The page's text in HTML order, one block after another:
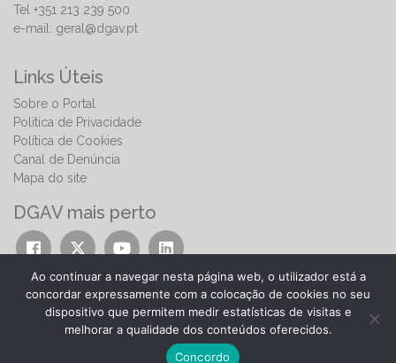
Tel +351 213 239 500
e-mail: geral@dgav.pt
Links Úteis
Sobre o Portal
Política de Privacidade
Política de Cookies
Canal de Denúncia
Mapa do site
DGAV mais perto
© 2026 | Direção-Geral de Alimentação e Veterinária
Ao continuar a navegar nesta página web, o utilizador está a
concordar expressamente com a colocação de cookies no seu
dispositivo que permitem medir estatísticas de visitas e
melhorar a qualidade dos conteúdos oferecidos.
Concordo